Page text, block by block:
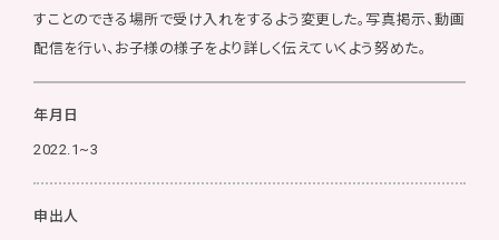
すことのできる場所で受け入れをするよう変更した。写真掲示、動画
配信を行い、お子様の様子をより詳しく伝えていくよう努めた。
年月日
2022.1~3
申出人